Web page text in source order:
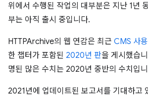
위에서 수행된 작업의 대부분은 지난 1년
부는 아직 출시 중입니다.
HTTPArchive의 웹 연감은 최근 CMS 사
한 챕터가 포함된 2020년 판을 게시했습
명된 많은 수치는 2020년 중반의 수치입
2021년에 업데이트된 보고서를 기대하고